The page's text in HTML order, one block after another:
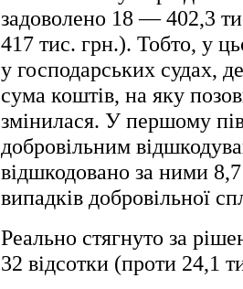
задоволено 18 — 402,3
417 тис. грн.). Тобто, у
у господарських судах,
сума коштів, на яку
змінилася. У першому
добровільним
відшкодовано за ними
випадків добровільної
Реально стягнуто за
32 відсотки (проти 24,1